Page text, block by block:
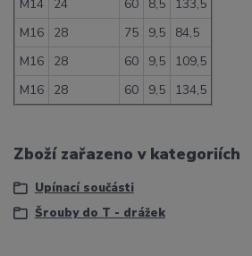
M14 24 60 8,5
133,5
M16
28 75 9,5
84,5
M16
28 60 9,5
109,5
M16
28 60 9,5 134,5
Zboží zařazeno v kategoriích
Upínací součásti
Šrouby do T - drážek